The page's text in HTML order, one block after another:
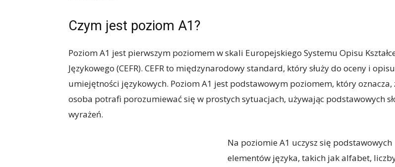
Czym jest poziom A1?
Poziom A1 jest pierwszym poziomem w skali Europejskiego Systemu Opisu
Językowego (CEFR). CEFR to międzynarodowy standard, który służy do oceny i opisu
umiejętności językowych. Poziom A1 jest podstawowym poziomem, który oznacza,
osoba potrafi porozumiewać się w prostych sytuacjach, używając podstawowych
wyrażeń.
Na poziomie A1 uczysz się podstawowych
elementów języka, takich jak alfabet,